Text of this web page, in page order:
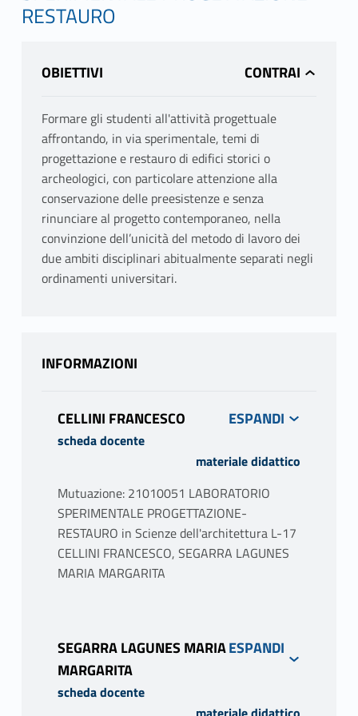
RESTAURO
OBIETTIVI
Formare gli studenti all'attività progettuale
affrontando, in via sperimentale, temi di
progettazione e restauro di edifici storici o
archeologici, con particolare attenzione alla
conservazione delle preesistenze e senza
rinunciare al progetto contemporaneo, nella
convinzione dell’unicità del metodo di lavoro dei
due ambiti disciplinari abitualmente separati negli
ordinamenti universitari.
INFORMAZIONI
CELLINI FRANCESCO
scheda docente
materiale didattico
Mutuazione: 21010051 LABORATORIO
SPERIMENTALE PROGETTAZIONE-
RESTAURO in Scienze dell'architettura L-17
CELLINI FRANCESCO, SEGARRA LAGUNES
MARIA MARGARITA
Il corso intende offrire agli studenti un
percorso metodologico per affrontare, con
piena consapevolezza, il restauro nonché
l'uso contemporaneo di edifici dotati di
SEGARRA LAGUNES MARIA
MARGARITA
scheda docente